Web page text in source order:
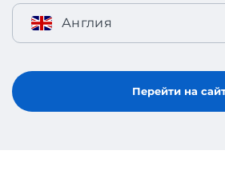
Англия
Перейти на